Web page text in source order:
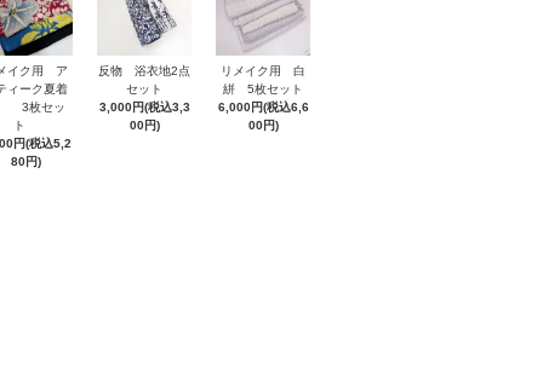
イク用 ア
ィーク夏着
3枚セッ
ト
円(税込5,2
80円)
反物 浴衣地2点
セット
3,000円(税込3,3
00円)
リメイク用 白
絣 5枚セット
6,000円(税込6,6
00円)